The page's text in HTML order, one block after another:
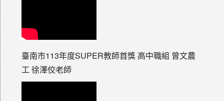
臺南市113年度SUPER教師首獎 高中職組 曾文農
工 徐澤佼老師